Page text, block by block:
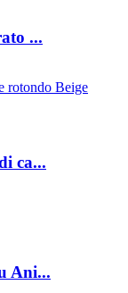
...
ca...
Ani...